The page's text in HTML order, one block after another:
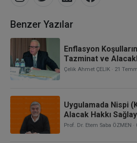
Benzer Yazılar
Enflasyon
Tazminat ve
Değerlendirilmesi
Çelik Ahmet ÇELIK· 21
Uygulamada Nispi
Alacak Hakkı
Sistemler: Devre
Prof. Dr. Etem Saba ÖZMEN